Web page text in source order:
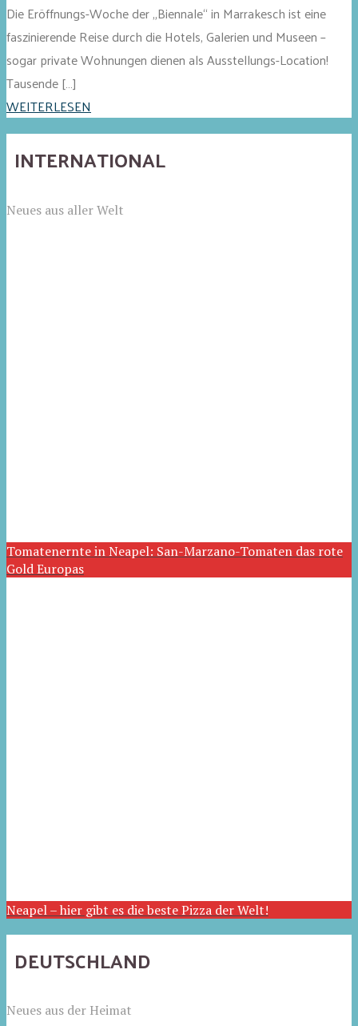
Die Eröffnungs-Woche der „Biennale“ in Marrakesch ist eine
faszinierende Reise durch die Hotels, Galerien und Museen –
sogar private Wohnungen dienen als Ausstellungs-Location!
Tausende […]
WEITERLESEN
INTERNATIONAL
Neues aus aller Welt
Tomatenernte in Neapel: San-Marzano-Tomaten das rote
Gold Europas
Neapel – hier gibt es die beste Pizza der Welt!
DEUTSCHLAND
Neues aus der Heimat